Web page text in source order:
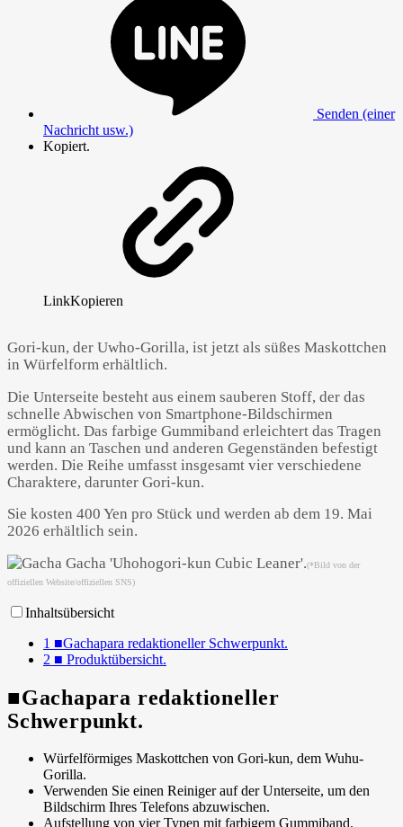
Senden (einer
Nachricht usw.)
Kopiert.
LinkKopieren
Gori-kun, der Uwho-Gorilla, ist jetzt als süßes Maskottchen
in Würfelform erhältlich.
Die Unterseite besteht aus einem sauberen Stoff, der das
schnelle Abwischen von Smartphone-Bildschirmen
ermöglicht. Das farbige Gummiband erleichtert das Tragen
und kann an Taschen und anderen Gegenständen befestigt
werden. Die Reihe umfasst insgesamt vier verschiedene
Charaktere, darunter Gori-kun.
Sie kosten 400 Yen pro Stück und werden ab dem 19. Mai
2026 erhältlich sein.
(*Bild von der
offiziellen Website/offiziellen SNS)
Inhaltsübersicht
1 ■Gachapara redaktioneller Schwerpunkt.
2 ■ Produktübersicht.
■Gachapara redaktioneller
Schwerpunkt.
Würfelförmiges Maskottchen von Gori-kun, dem Wuhu-
Gorilla.
Verwenden Sie einen Reiniger auf der Unterseite, um den
Bildschirm Ihres Telefons abzuwischen.
Aufstellung von vier Typen mit farbigem Gummiband.